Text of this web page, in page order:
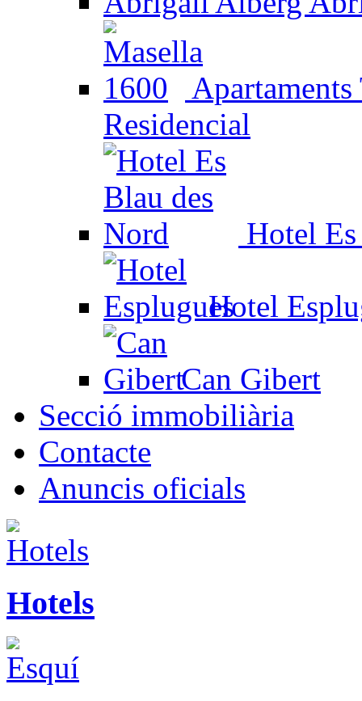
Residencial
Hotel
Hotel
Can Gibert
Secció immobiliària
Contacte
Anuncis oficials
Hotels